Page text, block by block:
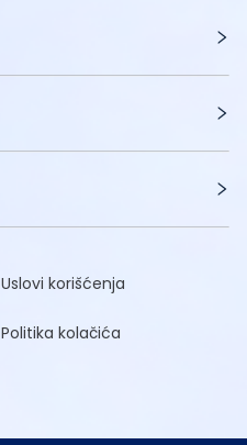
Uslovi korišćenja
Politika kolačića